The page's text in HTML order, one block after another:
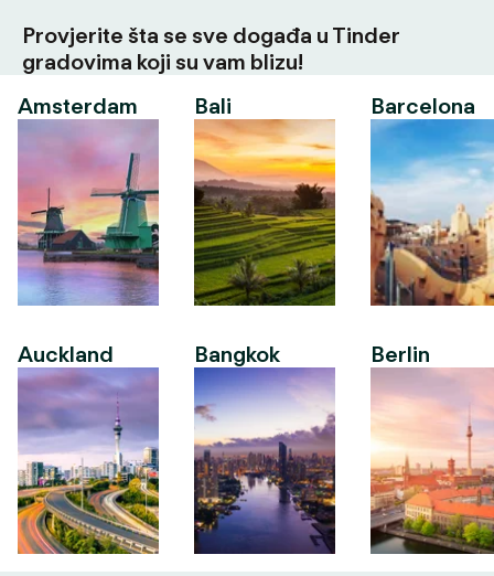
Provjerite šta se sve događa u Tinder
gradovima koji su vam blizu!
Amsterdam
Auckland
Bali
Bangkok
Barcelona
Berlin